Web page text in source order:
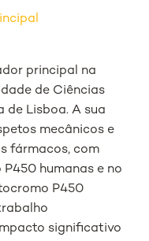
principal na
de Ciências
de Lisboa. A sua
mecânicos e
fármacos, com
humanas e no
P450
significativo